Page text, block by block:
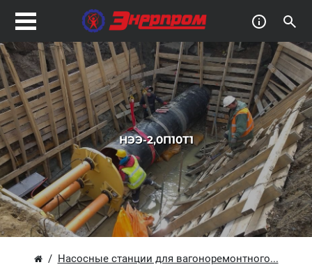
НЭЭ-2,0П10Т1
Насосные станции для вагоноремонтного...